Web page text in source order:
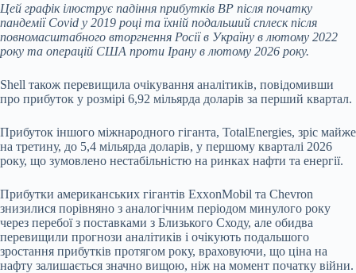
Цей графік ілюструє падіння прибутків ВР після початку
пандемії Covid у 2019 році та їхній подальший сплеск після
повномасштабного вторгнення Росії в Україну в лютому 2022
року та операцій США проти Ірану в лютому 2026 року.
Shell також перевищила очікування аналітиків, повідомивши
про прибуток у розмірі 6,92 мільярда доларів за перший квартал.
Прибуток іншого міжнародного гіганта, TotalEnergies, зріс майже
на третину, до 5,4 мільярда доларів, у першому кварталі 2026
року, що зумовлено нестабільністю на ринках нафти та енергії.
Прибутки американських гігантів ExxonMobil та Chevron
знизилися порівняно з аналогічним періодом минулого року
через перебої з поставками з Близького Сходу, але обидва
перевищили прогнози аналітиків і очікують подальшого
зростання прибутків протягом року, враховуючи, що ціна на
нафту залишається значно вищою, ніж на момент початку війни.